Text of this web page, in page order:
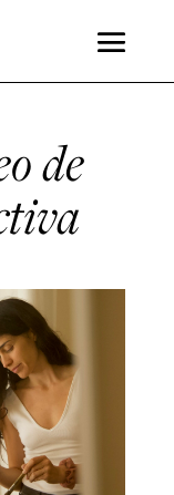
de